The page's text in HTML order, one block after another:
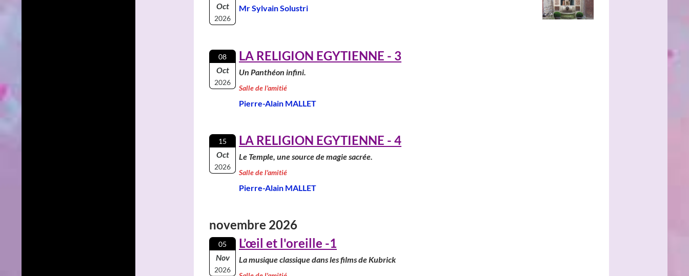
Oct
2026
Mr Sylvain Solustri
08
Oct
2026
LA RELIGION EGYTIENNE - 3
Un Panthéon infini.
Salle de l'amitié
Pierre-Alain MALLET
15
Oct
2026
LA RELIGION EGYTIENNE - 4
Le Temple, une source de magie sacrée.
Salle de l'amitié
Pierre-Alain MALLET
novembre 2026
05
Nov
2026
L’œil et l'oreille -1
La musique classique dans les films de Kubrick